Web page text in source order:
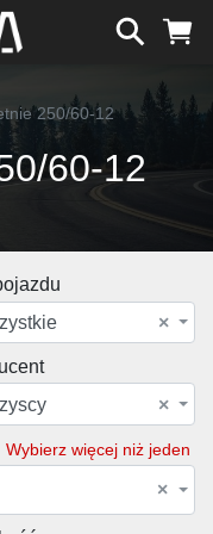
250/60-12
60-12
×
×
Wybierz więcej niż jeden
×